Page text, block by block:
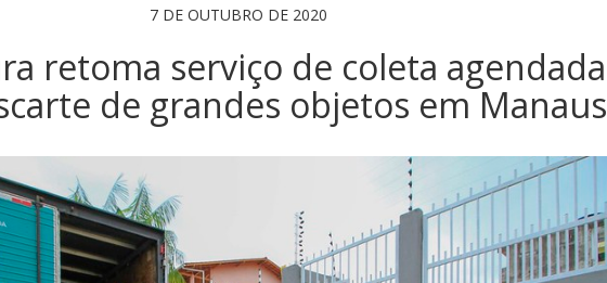
7 DE OUTUBRO DE 2020
retoma serviço de coleta agendada
de grandes objetos em Manaus